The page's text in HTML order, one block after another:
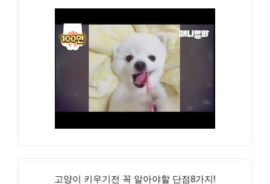
고양이 키우기전 꼭 알아야할 단점8가지!